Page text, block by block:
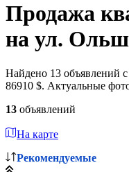
Продажа
на ул.
Найдено 13 объявлений
86910 $. Актуальные
13 объявлений
На карте
Рекомендуемые